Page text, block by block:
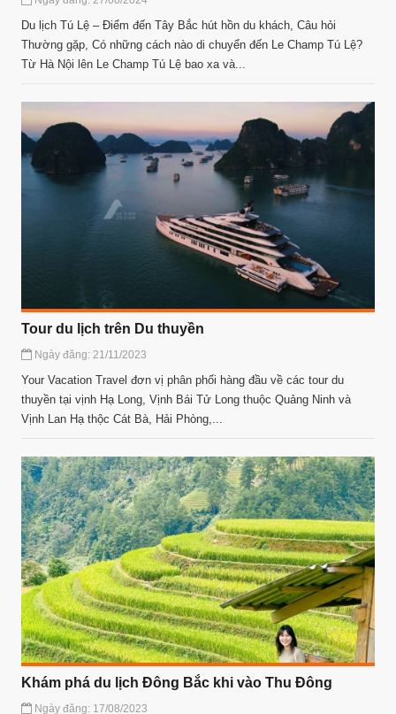
Du lịch Tú Lệ – Điểm đến Tây Bắc hút hồn du khách, Câu hỏi
Thường gặp, Có những cách nào di chuyển đến Le Champ Tú Lệ?
Từ Hà Nội lên Le Champ Tú Lệ bao xa và...
Tour du lịch trên Du thuyền
Ngày đăng: 21/11/2023
Your Vacation Travel đơn vị phân phối hàng đầu về các tour du
thuyền tại vịnh Hạ Long, Vịnh Bái Tử Long thuộc Quảng Ninh và
Vịnh Lan Hạ thộc Cát Bà, Hải Phòng,...
Khám phá du lịch Đông Bắc khi vào Thu Đông
Ngày đăng: 17/08/2023